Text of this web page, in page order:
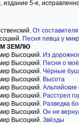
издание 5-е,
От составителя
Песня певца у
ЗЕМЛЮ
Высоцкий. Из
Высоцкий. Песня о
Высоцкий. Чёрные
Высоцкий. Высота
Высоцкий. Альпийские
Высоцкий. Расстрел
Высоцкий. Разведка
Высоцкий. Он не
Высоцкий. Звёзды